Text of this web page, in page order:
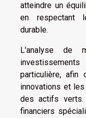
atteindre un
en respectant
durable.
L'analyse de
particulière, afin
innovations et
des actifs verts.
financiers